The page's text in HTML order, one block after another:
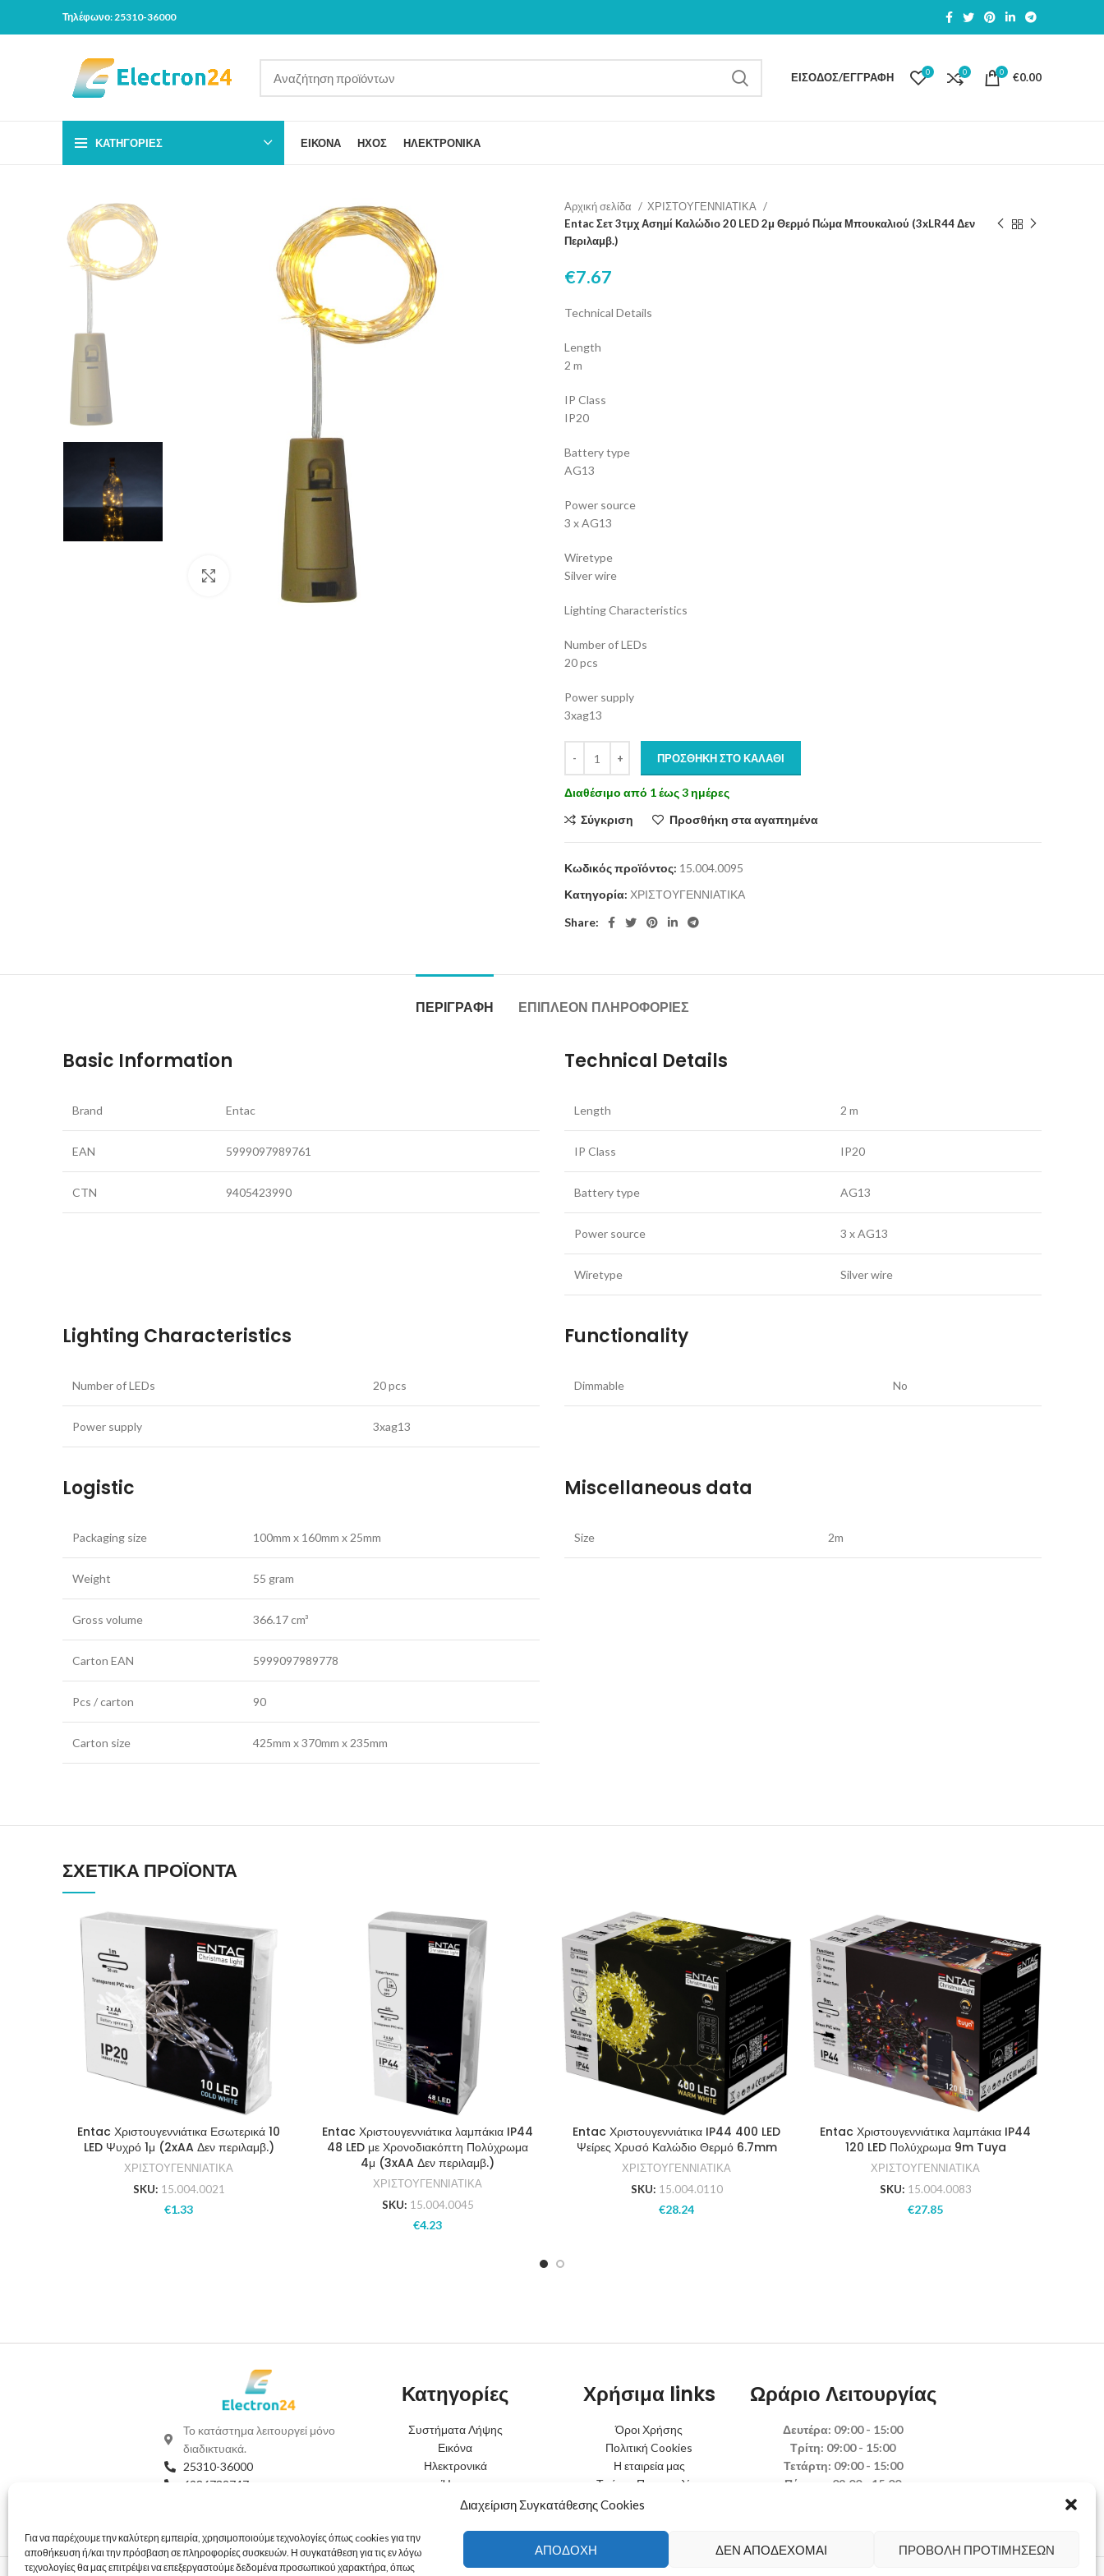
Διαχείριση Συγκατάθεσης Cookies
Για να παρέχουμε την καλύτερη εμπειρία, χρησιμοποιούμε τεχνολογίες όπως cookies για την
αποθήκευση ή/και την πρόσβαση σε πληροφορίες συσκευών. Η συγκατάθεση για τις εν λόγω
τεχνολογίες θα μας επιτρέψει να επεξεργαστούμε δεδομένα προσωπικού χαρακτήρα, όπως
ΑΠΟΔΟΧΉ ΔΕΝ ΑΠΟΔΈΧΟΜΑΙ ΠΡΟΒΟΛΉ ΠΡΟΤΙΜΉΣΕΩΝ
Τηλέφωνο: 25310-36000
ΕΊΣΟΔΟΣ/ΕΓΓΡΑΦΉ 0 0 0 €0.00
ΚΑΤΗΓΟΡΊΕΣ ΕΙΚΟΝΑ ΗΧΟΣ ΗΛΕΚΤΡΟΝΙΚΑ
Click to enlarge
Αρχική σελίδα
ΧΡΙΣΤΟΥΓΕΝΝΙΑΤΙΚΑ
Entac Σετ 3τμχ Ασημί Καλώδιο 20 LED 2μ Θερμό Πώμα Μπουκαλιού (3xLR44 Δεν
Περιλαμβ.)
€7.67
Technical Details
Length
2 m
IP Class
IP20
Battery type
AG13
Power source
3 x AG13
Wiretype
Silver wire
Lighting Characteristics
Number of LEDs
20 pcs
Power supply
3xag13
ΠΡΟΣΘΉΚΗ ΣΤΟ ΚΑΛΆΘΙ
Διαθέσιμο από 1 έως 3 ημέρες
Σύγκριση
Προσθήκη στα αγαπημένα
Κωδικός προϊόντος: 15.004.0095
Κατηγορία: ΧΡΙΣΤΟΥΓΕΝΝΙΑΤΙΚΑ
Share:
ΠΕΡΙΓΡΑΦΉ ΕΠΙΠΛΈΟΝ ΠΛΗΡΟΦΟΡΊΕΣ
Basic Information
Brand Entac
EAN 5999097989761
CTN 9405423990
Technical Details
Length 2 m
IP Class IP20
Battery type AG13
Power source 3 x AG13
Wiretype Silver wire
Lighting Characteristics
Number of LEDs 20 pcs
Power supply 3xag13
Functionality
Dimmable No
Logistic
Packaging size 100mm x 160mm x 25mm
Weight 55 gram
Gross volume 366.17 cm³
Carton EAN 5999097989778
Pcs / carton 90
Carton size 425mm x 370mm x 235mm
Miscellaneous data
Size 2m
ΣΧΕΤΙΚΆ ΠΡΟΪΌΝΤΑ
Entac Χριστουγεννιάτικα Εσωτερικά 10
LED Ψυχρό 1μ (2xAA Δεν περιλαμβ.)
ΧΡΙΣΤΟΥΓΕΝΝΙΑΤΙΚΑ
SKU: 15.004.0021
€1.33
Entac Χριστουγεννιάτικα λαμπάκια IP44
48 LED με Χρονοδιακόπτη Πολύχρωμα
4μ (3xAA Δεν περιλαμβ.)
ΧΡΙΣΤΟΥΓΕΝΝΙΑΤΙΚΑ
SKU: 15.004.0045
€4.23
Entac Χριστουγεννιάτικα IP44 400 LED
Ψείρες Χρυσό Καλώδιο Θερμό 6.7mm
ΧΡΙΣΤΟΥΓΕΝΝΙΑΤΙΚΑ
SKU: 15.004.0110
€28.24
Entac Χριστουγεννιάτικα λαμπάκια IP44
120 LED Πολύχρωμα 9m Tuya
ΧΡΙΣΤΟΥΓΕΝΝΙΑΤΙΚΑ
SKU: 15.004.0083
€27.85
Το κατάστημα λειτουργεί μόνο
διαδικτυακά.
25310-36000
6986732747
info@electron24.gr
Κατηγορίες
Συστήματα Λήψης
Εικόνα
Ηλεκτρονικά
Ήχος
Φωτισμός
Κινητή Τηλεφωνία
Χρήσιμα links
Όροι Χρήσης
Πολιτική Cookies
Η εταιρεία μας
Τρόποι Παραγγελίας
Τρόποι Αποστολής
Πολιτική Επιστροφών
Ωράριο Λειτουργίας
Δευτέρα: 09:00 - 15:00
Τρίτη: 09:00 - 15:00
Τετάρτη: 09:00 - 15:00
Πέμπτη: 09:00 - 15:00